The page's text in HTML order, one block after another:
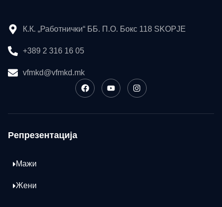
К.К. „Работнички“ ББ. П.О. Бокс 118 SKOPJE
+389 2 316 16 05
vfmkd@vfmkd.mk
Репрезентација
Мажи
Жени